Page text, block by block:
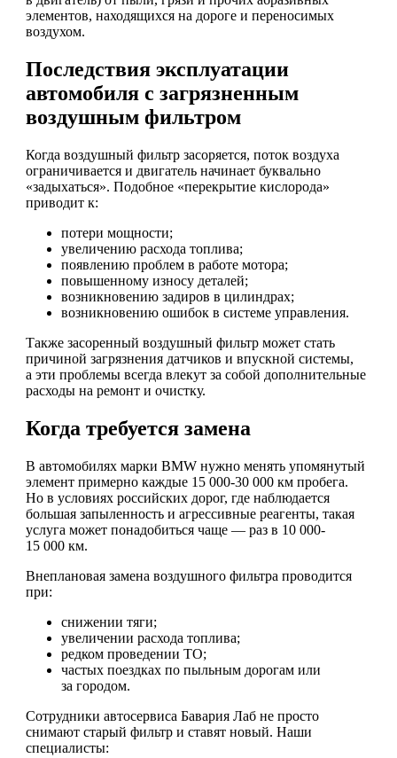
элементов, находящихся на дороге и переносимых
воздухом.
Последствия эксплуатации
автомобиля с загрязненным
воздушным фильтром
Когда воздушный фильтр засоряется, поток воздуха
ограничивается и двигатель начинает буквально
«задыхаться». Подобное «перекрытие кислорода»
приводит к:
потери мощности;
увеличению расхода топлива;
появлению проблем в работе мотора;
повышенному износу деталей;
возникновению задиров в цилиндрах;
возникновению ошибок в системе управления.
Также засоренный воздушный фильтр может стать
причиной загрязнения датчиков и впускной системы,
а эти проблемы всегда влекут за собой дополнительные
расходы на ремонт и очистку.
Когда требуется замена
В автомобилях марки BMW нужно менять упомянутый
элемент примерно каждые 15 000-30 000 км пробега.
Но в условиях российских дорог, где наблюдается
большая запыленность и агрессивные реагенты, такая
услуга может понадобиться чаще — раз в 10 000-
15 000 км.
Внеплановая замена воздушного фильтра проводится
при:
снижении тяги;
увеличении расхода топлива;
редком проведении ТО;
частых поездках по пыльным дорогам или
за городом.
Сотрудники автосервиса Бавария Лаб не просто
снимают старый фильтр и ставят новый. Наши
специалисты: